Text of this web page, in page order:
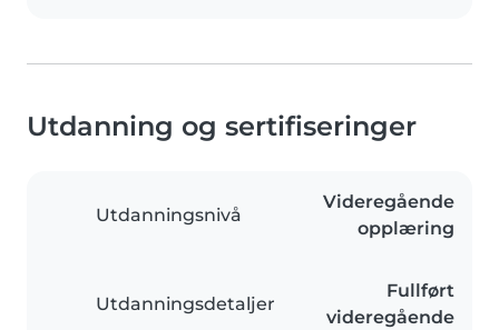
Utdanning og sertifiseringer
Utdanningsnivå
Videregående
opplæring
Utdanningsdetaljer
Fullført
videregående